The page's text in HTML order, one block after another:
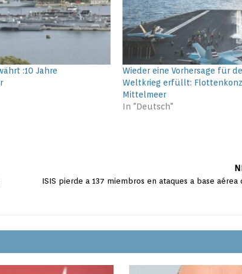
:10 Jahre
Wieder eine Vorhersage für
Weltkrieg erfüllt:
Mittelmeer
In "Deutsch"
ISIS pierde a 137 miembros en ataques a base aérea